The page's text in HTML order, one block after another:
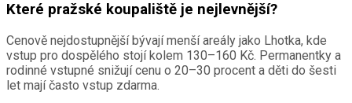
Které pražské koupaliště je nejlevnější?
Cenově nejdostupnější bývají menší areály jako Lhotka, kde
vstup pro dospělého stojí kolem 130–160 Kč. Permanentky a
rodinné vstupné snižují cenu o 20–30 procent a děti do šesti
let mají často vstup zdarma.